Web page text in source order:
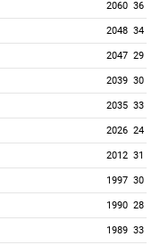
2060 36
2048 34
2047 29
2039 30
2035 33
2026 24
2012 31
1997 30
1990 28
1989 33